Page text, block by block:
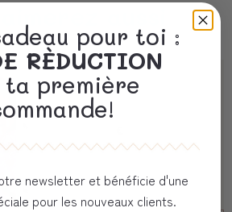
aimerez aussi
pour toi :
RÈDUCTION
ta première
newsletter et bénéficie d'une
pour les nouveaux clients.